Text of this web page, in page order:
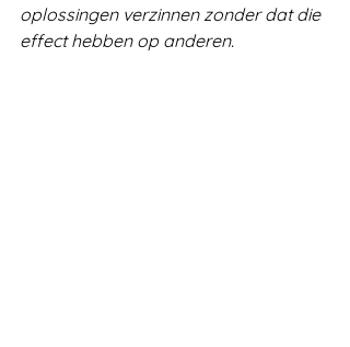
oplossingen verzinnen zonder dat die
effect hebben op anderen.